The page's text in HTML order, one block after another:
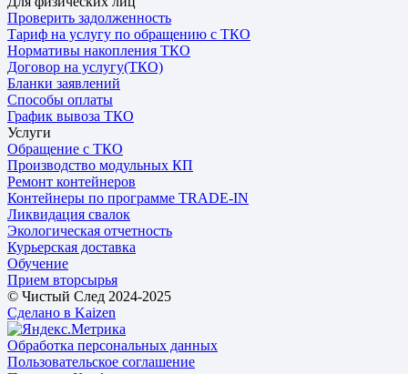
Проверить задолженность
Тариф на услугу по обращению с ТКО
Нормативы накопления ТКО
Договор на услугу(ТКО)
Бланки заявлений
Способы оплаты
График вывоза ТКО
Услуги
Обращение с ТКО
Производство модульных КП
Ремонт контейнеров
Контейнеры по программе TRADE-IN
Ликвидация свалок
Экологическая отчетность
Курьерская доставка
Обучение
Прием вторсырья
© Чистый След 2024-2025
Сделано в Kaizen
Обработка персональных данных
Пользовательское соглашение